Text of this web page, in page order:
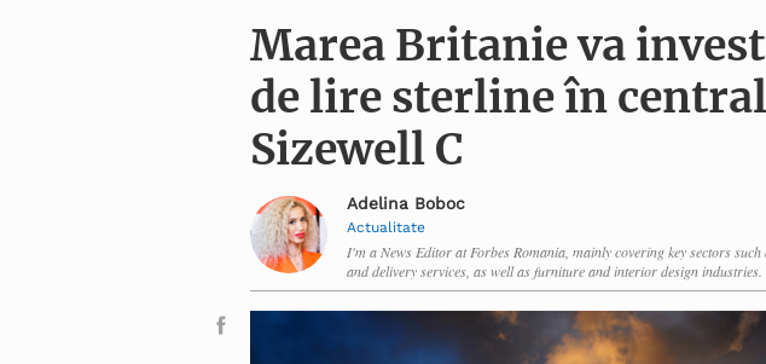
Marea Britanie va
de lire sterline în
Sizewell C
Adelina Boboc
Actualitate
I'm a News Editor at Forbes Romania, mainly covering key sectors
and delivery services, as well as furniture and interior design